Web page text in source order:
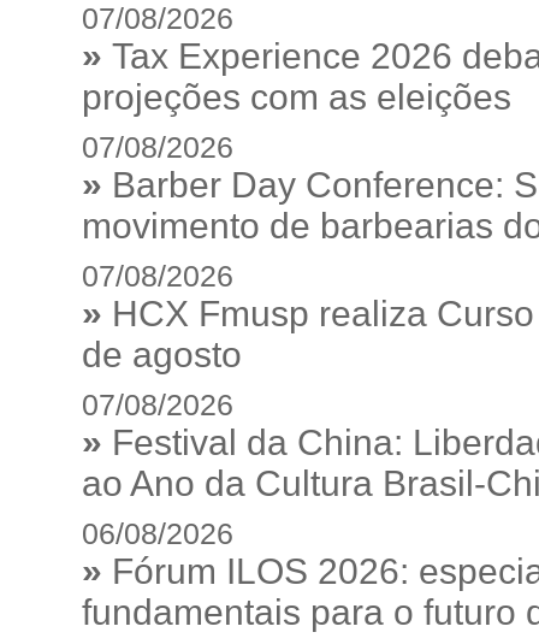
07/08/2026
» Tax Experience 2026
projeções com as eleições
07/08/2026
» Barber Day Conference:
movimento de barbearias
07/08/2026
» HCX Fmusp realiza
de agosto
07/08/2026
» Festival da China:
ao Ano da Cultura Brasil-
06/08/2026
» Fórum ILOS 2026:
fundamentais para o futuro